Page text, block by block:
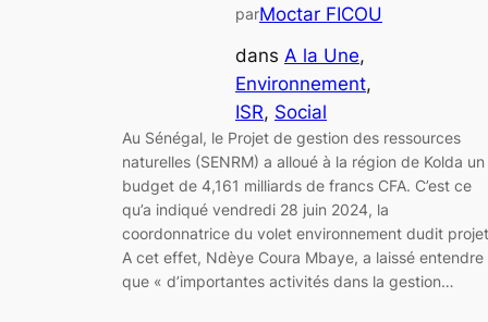
parMoctar FICOU
dans A la Une
Environnement
ISR, Social
Au Sénégal, le Projet de gestion des ressources
naturelles (SENRM) a alloué à la région de Kolda un
budget de 4,161 milliards de francs CFA. C’est ce
qu’a indiqué vendredi 28 juin 2024, la
coordonnatrice du volet environnement dudit
A cet effet, Ndèye Coura Mbaye, a laissé entendre
que « d’importantes activités dans la gestion…